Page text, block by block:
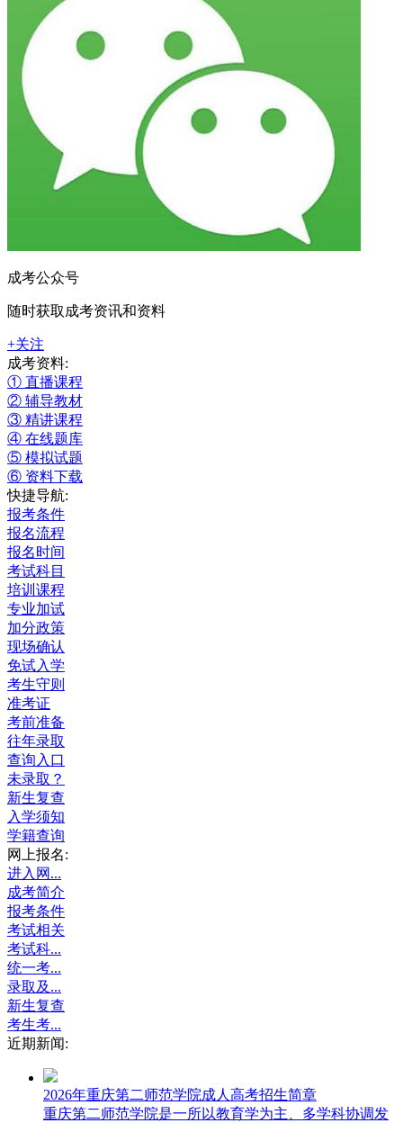
成考公众号
随时获取成考资讯和资料
+关注
成考资料:
① 直播课程
② 辅导教材
③ 精讲课程
④ 在线题库
⑤ 模拟试题
⑥ 资料下载
快捷导航:
报考条件
报名流程
报名时间
考试科目
培训课程
专业加试
加分政策
现场确认
免试入学
考生守则
准考证
考前准备
往年录取
查询入口
未录取？
新生复查
入学须知
学籍查询
网上报名:
进入网...
成考简介
报考条件
考试相关
考试科...
统一考...
录取及...
新生复查
考生考...
近期新闻:
2026年重庆第二师范学院成人高考招生简章
重庆第二师范学院是一所以教育学为主、多学科协调发